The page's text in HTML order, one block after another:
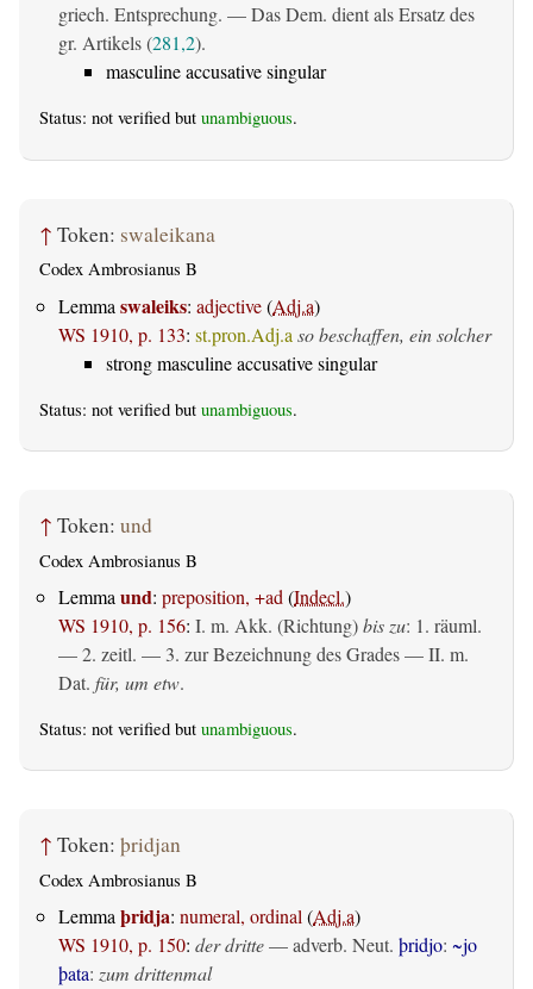
griech. Entsprechung. — Das Dem. dient als Ersatz des
gr. Artikels (281,2).
masculine accusative singular
Status: not verified but unambiguous.
↑ Token: swaleikana
Codex Ambrosianus B
Lemma swaleiks: adjective(Adj.a)
WS 1910, p. 133: st.pron.Adj.a so beschaffen, ein solcher
strong masculine accusative singular
Status: not verified but unambiguous.
↑ Token: und
Codex Ambrosianus B
Lemma und: preposition, +ad (Indecl.)
WS 1910, p. 156: I. m. Akk. (Richtung)bis zu: 1. räuml.
— 2. zeitl. — 3. zur Bezeichnung des Grades — II. m.
Dat. für, um etw.
Status: not verified but unambiguous.
↑ Token: þridjan
Codex Ambrosianus B
Lemma þridja: numeral, ordinal (Adj.a)
WS 1910, p. 150: der dritte— adverb. Neut. þridjo: ~jo
þata: zum drittenmal